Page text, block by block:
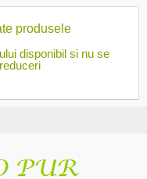
produsele
disponibil si nu se